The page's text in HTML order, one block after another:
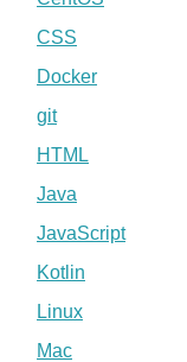
CSS
Docker
git
HTML
Java
JavaScript
Kotlin
Linux
Mac